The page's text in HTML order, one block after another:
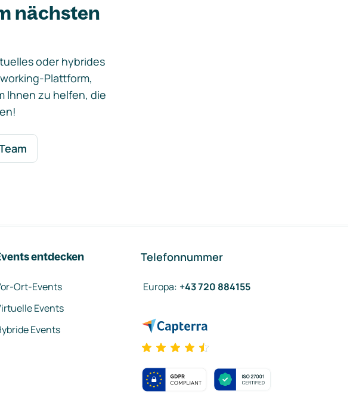
nächsten
oder hybrides
Plattform,
Ihnen zu helfen, die
entdecken
Ort-Events
Events
Events
Telefonnummer
Europa: +43 720 884155